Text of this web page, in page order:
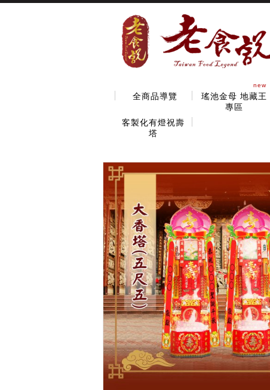
全商品導覽
new
瑤池金母 地藏王
專區
客製化有燈祝壽
塔